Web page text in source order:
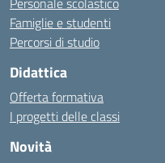
Famiglie e studenti
Percorsi di studio
Didattica
Offerta formativa
I progetti delle classi
Novità